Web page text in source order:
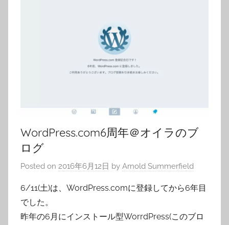
WordPress.com6周年＠オイラのブ
ログ
Posted on 2016年6月12日 by Arnold Summerfield
6/11(土)は、WordPress.comに登録してから6年目
でした。
昨年の6月にインストール型WorrdPress(このブロ